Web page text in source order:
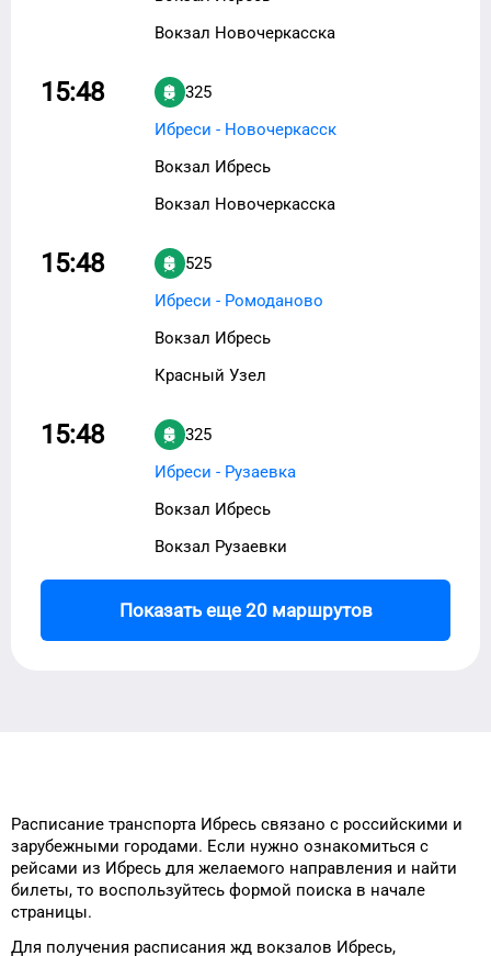
Вокзал Новочеркасска
15:48
325
Ибреси - Новочеркасск
Вокзал Ибресь
Вокзал Новочеркасска
15:48
525
Ибреси - Ромоданово
Вокзал Ибресь
Красный Узел
15:48
325
Ибреси - Рузаевка
Вокзал Ибресь
Вокзал Рузаевки
Показать еще 20 маршрутов
Расписание транспорта Ибресь связано с российскими и
зарубежными городами. Если нужно ознакомиться с
рейсами из Ибресь для желаемого направления и найти
билеты, то воспользуйтесь формой поиска в начале
страницы.
Для получения расписания жд вокзалов Ибресь,